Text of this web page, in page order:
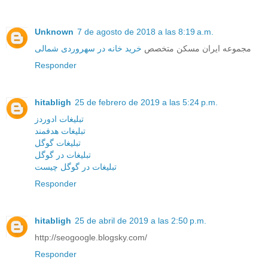
Unknown 7 de agosto de 2018 a las 8:19 a.m.
مجموعه ایران مسکن متخصص خرید خانه در سهروردی شمالی
Responder
hitabligh 25 de febrero de 2019 a las 5:24 p.m.
تبلیغات ادوردز
تبلیغات هدفمند
تبلیغات گوگل
تبلیغات در گوگل
تبلیغات در گوگل چیست
Responder
hitabligh 25 de abril de 2019 a las 2:50 p.m.
http://seogoogle.blogsky.com/
Responder